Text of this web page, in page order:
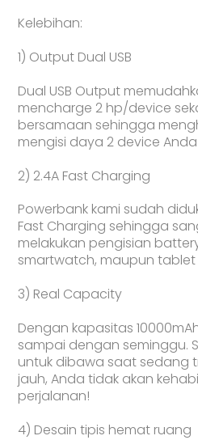
Kelebihan:
1) Output Dual USB
Dual USB Output
mencharge 2 hp/device
bersamaan sehingga
mengisi daya 2 device Anda
2) 2.4A Fast Charging
Powerbank kami sudah
Fast Charging sehingga
melakukan pengisian
smartwatch, maupun tablet
3) Real Capacity
Dengan kapasitas
sampai dengan seminggu.
untuk dibawa saat sedang
jauh, Anda tidak akan
perjalanan!
4) Desain tipis hemat ruang